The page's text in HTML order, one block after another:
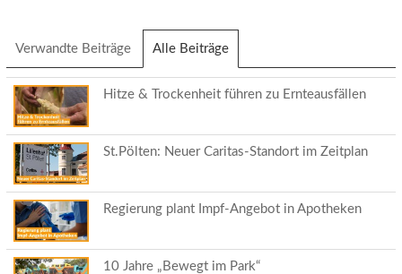
Verwandte Beiträge Alle Beiträge
Reiter)
Hitze & Trockenheit führen zu Ernteausfällen
St.Pölten: Neuer Caritas-Standort im Zeitplan
Regierung plant Impf-Angebot in Apotheken
10 Jahre „Bewegt im Park“